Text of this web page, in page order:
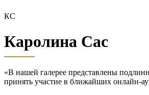
КС
Каролина Сас
«В нашей галерее представлены
принять участие в ближайших